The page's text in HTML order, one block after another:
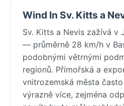
Wind In Sv. Kitts a
Sv. Kitts a Nevis zažívá v
— průměrně 28 km/h v
podobnými větrnými
regionů. Přímořská a
vnitrozemská města
výrazně více, zejména